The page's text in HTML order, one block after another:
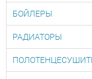
БОЙЛЕРЫ
РАДИАТОРЫ